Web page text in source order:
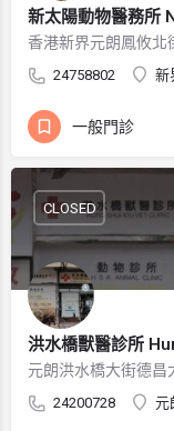
新太陽動物醫務所
香港新界元朗鳳攸北
24758802 新
一般門診
洪水橋獸醫診所
元朗洪水橋大街德昌
24200728 元
CLOSED